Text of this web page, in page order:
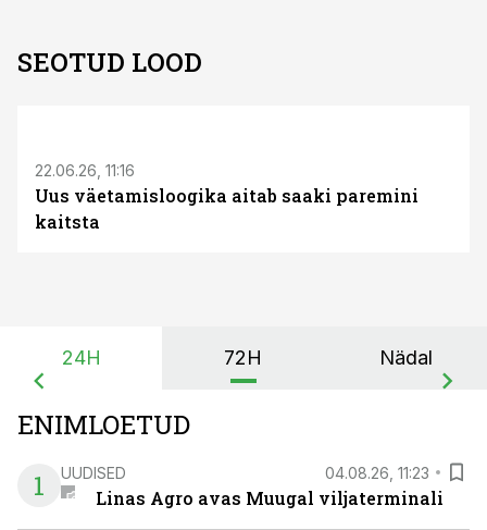
SEOTUD LOOD
22.06.26, 11:16
Uus väetamisloogika aitab saaki paremini
kaitsta
24H 72H Nädal
ENIMLOETUD
1
UUDISED 04.08.26, 11:23
Linas Agro avas Muugal viljaterminali